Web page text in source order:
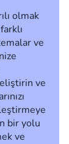
olmak
ve
ve
bir yolu
ve